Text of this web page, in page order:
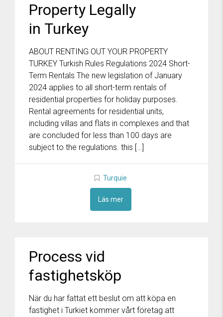
Property Legally
in Turkey
ABOUT RENTING OUT YOUR PROPERTY
TURKEY Turkish Rules Regulations 2024 Short-
Term Rentals The new legislation of January
2024 applies to all short-term rentals of
residential properties for holiday purposes.
Rental agreements for residential units,
including villas and flats in complexes and that
are concluded for less than 100 days are
subject to the regulations. this […]
Turquie
Läs mer
Process vid
fastighetsköp
När du har fattat ett beslut om att köpa en
fastighet i Turkiet kommer vårt företag att